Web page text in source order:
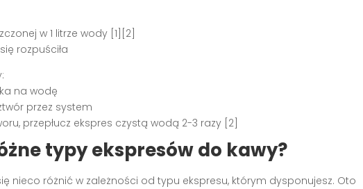
w 1 litrze wody [1][2]
rozpuściła
na wodę
przez system
przepłucz ekspres czystą wodą 2-3 razy [2]
typy ekspresów do kawy?
nieco różnić w zależności od typu ekspresu, którym dysponujesz. Oto